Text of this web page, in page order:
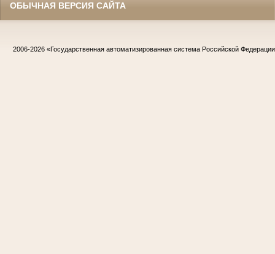
ОБЫЧНАЯ ВЕРСИЯ САЙТА
2006-2026 «Государственная автоматизированная система Российской